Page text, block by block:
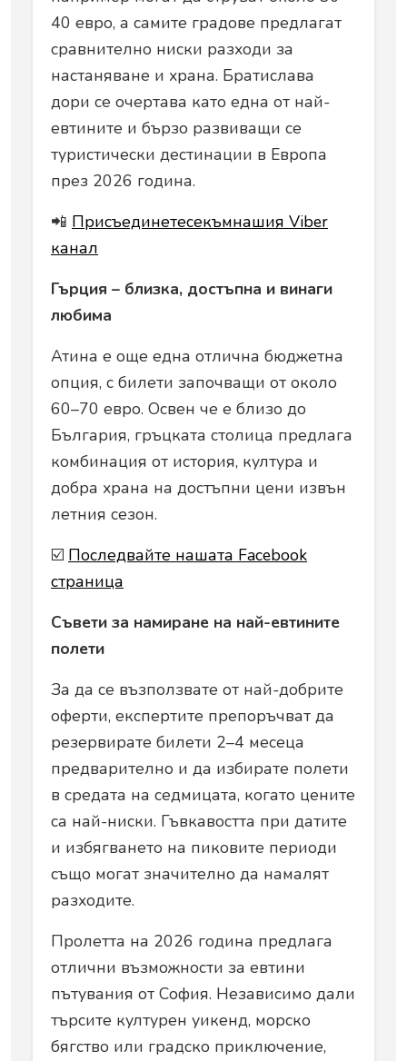
40 евро, а самите градове предлагат
сравнително ниски разходи за
настаняване и храна. Братислава
дори се очертава като една от най-
евтините и бързо развиващи се
туристически дестинации в Европа
през 2026 година.
📲 Присъединетесекъмнашия Viber
канал
Гърция – близка, достъпна и винаги
любима
Атина е още една отлична бюджетна
опция, с билети започващи от около
60–70 евро. Освен че е близо до
България, гръцката столица предлага
комбинация от история, култура и
добра храна на достъпни цени извън
летния сезон.
☑️ Последвайте нашата Facebook
страница
Съвети за намиране на най-евтините
полети
За да се възползвате от най-добрите
оферти, експертите препоръчват да
резервирате билети 2–4 месеца
предварително и да избирате полети
в средата на седмицата, когато цените
са най-ниски. Гъвкавостта при датите
и избягването на пиковите периоди
също могат значително да намалят
разходите.
Пролетта на 2026 година предлага
отлични възможности за евтини
пътувания от София. Независимо дали
търсите културен уикенд, морско
бягство или градско приключение,